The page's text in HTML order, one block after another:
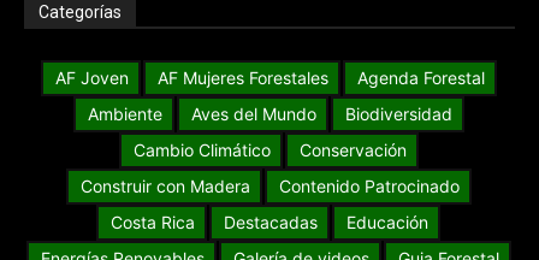
Categorías
AF Joven AF Mujeres Forestales
Agenda Forestal
Ambiente
Aves del Mundo
Biodiversidad
Cambio Climático
Conservación
Construir con Madera
Contenido Patrocinado
Costa Rica
Destacadas
Educación